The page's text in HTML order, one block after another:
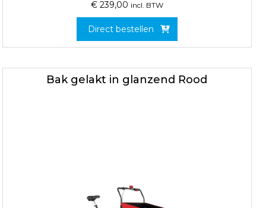
€ 239,00 incl. BTW
Direct bestellen
Bak gelakt in glanzend Rood